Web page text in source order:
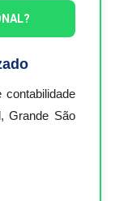
contabilidade
Grande São